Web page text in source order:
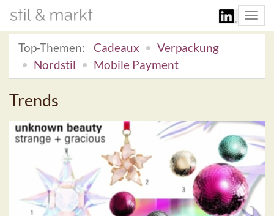
Top-Themen:
Cadeaux
Verpackung
Nordstil
Mobile Payment
Trends